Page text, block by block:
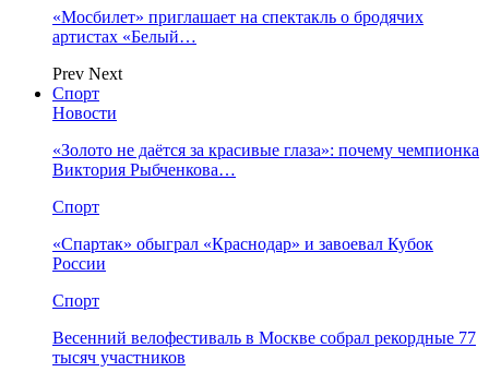
«Мосбилет» приглашает на спектакль о бродячих
артистах «Белый…
Prev Next
Спорт
Новости
«Золото не даётся за красивые глаза»: почему чемпионка
Виктория Рыбченкова…
Спорт
«Спартак» обыграл «Краснодар» и завоевал Кубок
России
Спорт
Весенний велофестиваль в Москве собрал рекордные 77
тысяч участников